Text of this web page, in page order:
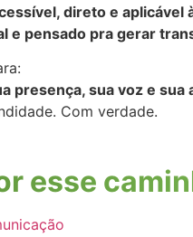
direto e aplicável
e pensado pra gerar
presença, sua voz e sua
Com verdade.
esse